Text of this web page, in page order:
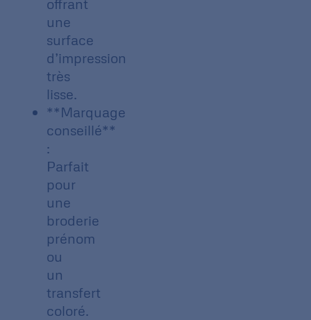
offrant
une
surface
d’impression
très
lisse.
**Marquage
conseillé**
:
Parfait
pour
une
broderie
prénom
ou
un
transfert
coloré.